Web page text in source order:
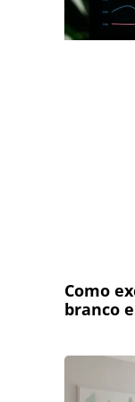
Como
branco